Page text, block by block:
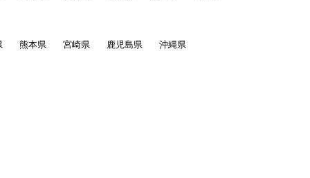
熊本県 宮崎県 鹿児島県 沖縄県